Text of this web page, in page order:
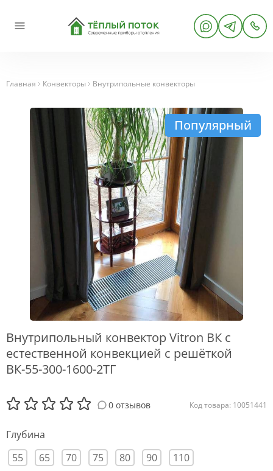
Главная Конвекторы Внутрипольные конвекторы
Популярный
Внутрипольный конвектор Vitron ВК с
естественной конвекцией с решёткой
ВК-55-300-1600-2ТГ
0 отзывов Код товара: 10051441
Глубина
55
65 70 75 80 90
110